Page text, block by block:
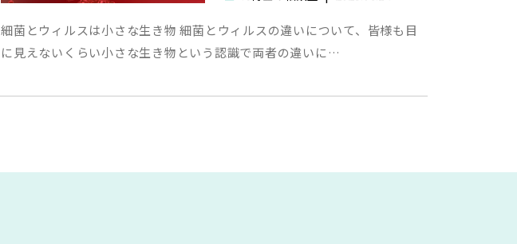
細菌とウィルスは小さな生き物 細菌とウィルスの違いについて、皆様も目
に見えないくらい小さな生き物という認識で両者の違いに…